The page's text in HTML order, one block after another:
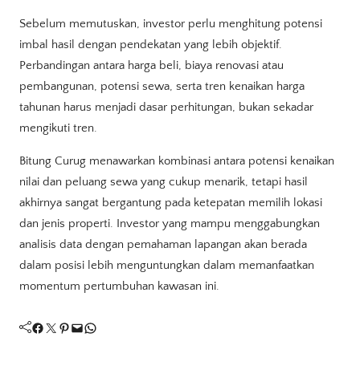
Sebelum memutuskan, investor perlu menghitung potensi
imbal hasil dengan pendekatan yang lebih objektif.
Perbandingan antara harga beli, biaya renovasi atau
pembangunan, potensi sewa, serta tren kenaikan harga
tahunan harus menjadi dasar perhitungan, bukan sekadar
mengikuti tren.
Bitung Curug menawarkan kombinasi antara potensi kenaikan
nilai dan peluang sewa yang cukup menarik, tetapi hasil
akhirnya sangat bergantung pada ketepatan memilih lokasi
dan jenis properti. Investor yang mampu menggabungkan
analisis data dengan pemahaman lapangan akan berada
dalam posisi lebih menguntungkan dalam memanfaatkan
momentum pertumbuhan kawasan ini.
Facebook Twitter Pinterest Mail WhatsApp